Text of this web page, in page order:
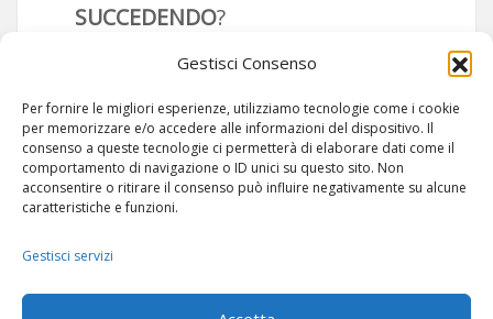
Gestisci Consenso
Per fornire le migliori esperienze, utilizziamo tecnologie come i cookie
per memorizzare e/o accedere alle informazioni del dispositivo. Il
consenso a queste tecnologie ci permetterà di elaborare dati come il
comportamento di navigazione o ID unici su questo sito. Non
acconsentire o ritirare il consenso può influire negativamente su alcune
caratteristiche e funzioni.
Gestisci servizi
SUCCEDENDO?
Ho dettoCOSA SERVE
ARTICOLI-SITEMAP